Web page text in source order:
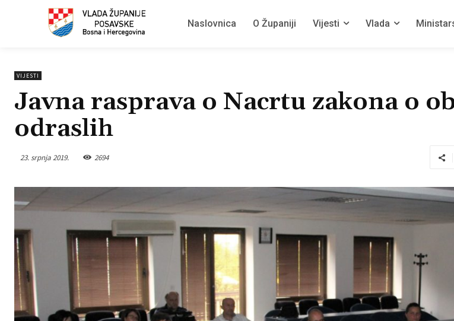
Naslovnica O Županiji Vijesti Vlada
VIJESTI
Javna rasprava o Nacrtu zakona o
odraslih
23. srpnja 2019. 2694